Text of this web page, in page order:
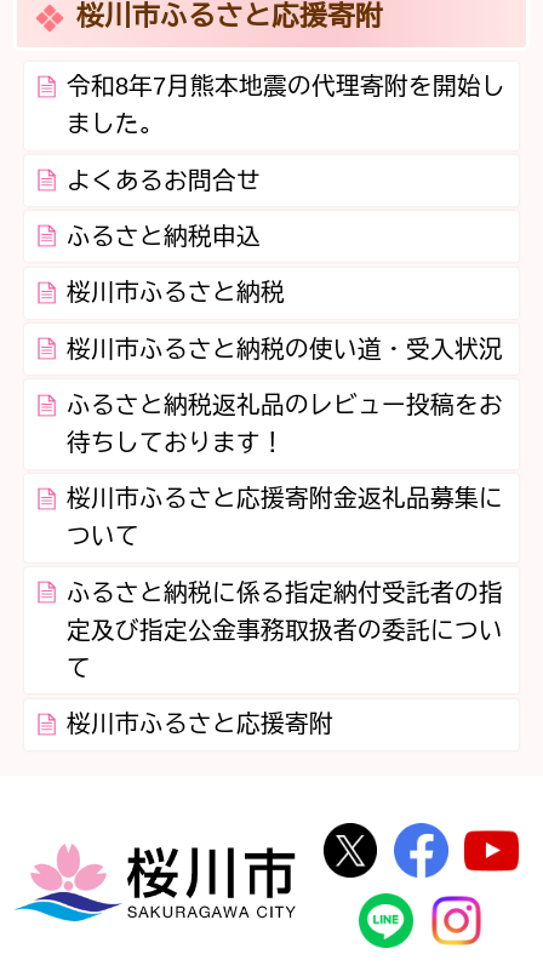
桜川市ふるさと応援寄附
令和8年7月熊本地震の代理寄附を開始し
ました。
よくあるお問合せ
ふるさと納税申込
桜川市ふるさと納税
桜川市ふるさと納税の使い道・受入状況
ふるさと納税返礼品のレビュー投稿をお
待ちしております！
桜川市ふるさと応援寄附金返礼品募集に
ついて
ふるさと納税に係る指定納付受託者の指
定及び指定公金事務取扱者の委託につい
て
桜川市ふるさと応援寄附
桜川市
桜川市公式
桜川
桜川市公